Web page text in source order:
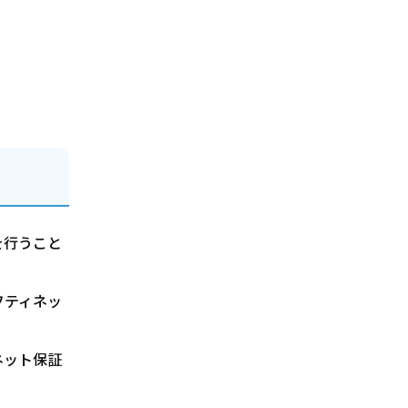
うこと
ィネッ
ト保証